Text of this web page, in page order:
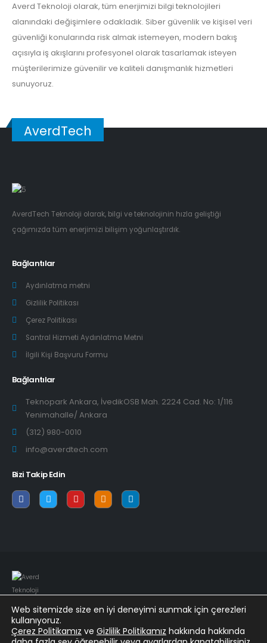
Averd Teknoloji olarak, tüm enerjimizi bilgi teknolojileri
alanındaki değişimlere odakladık. Siber güvenlik ve kişisel veri
güvenliği konularında risk almak istemeyen, modern bakış
açısıyla iş akışlarını profesyonel olarak tasarlamak isteyen
müşterilerimize güvenilir ve kaliteli danışmanlık hizmetleri
sunuyoruz.
AverdTech
AverdTech Teknoloji olarak, bilgi ve teknolojinin hızla geliştiği
çağımızda tüm enerjimizi bilişim yoğunlaştırdık.
Bağlantılar
Aydınlatma metni
Gizlilik Politikası
Çerez Politikası
Santral Hizmeti Aydınlatma Metni
İlgili Kişi Başvuru Formu
Bağlantılar
Teknopark Ankara, İvedikOSB Mah. 2224 Cad. No: 1/116
Yenimahalle/ Ankara
(312) 980-0010
info@averdtech.com
Bizi Takip Edin
© Copyright 2022. All Rights Reserved.
Web sitemizde size en iyi deneyimi sunmak için çerezleri
kullanıyoruz.
Çerez Politikamız ve Gizlilik Politikamız hakkında hakkında